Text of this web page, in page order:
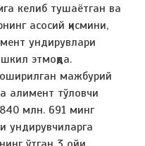
келиб тушаётган ва
асосий қисмини,
ундирувлари
этмоқда.
мажбурий
алимент тўловчи
млн. 691 минг
ундирувчиларга